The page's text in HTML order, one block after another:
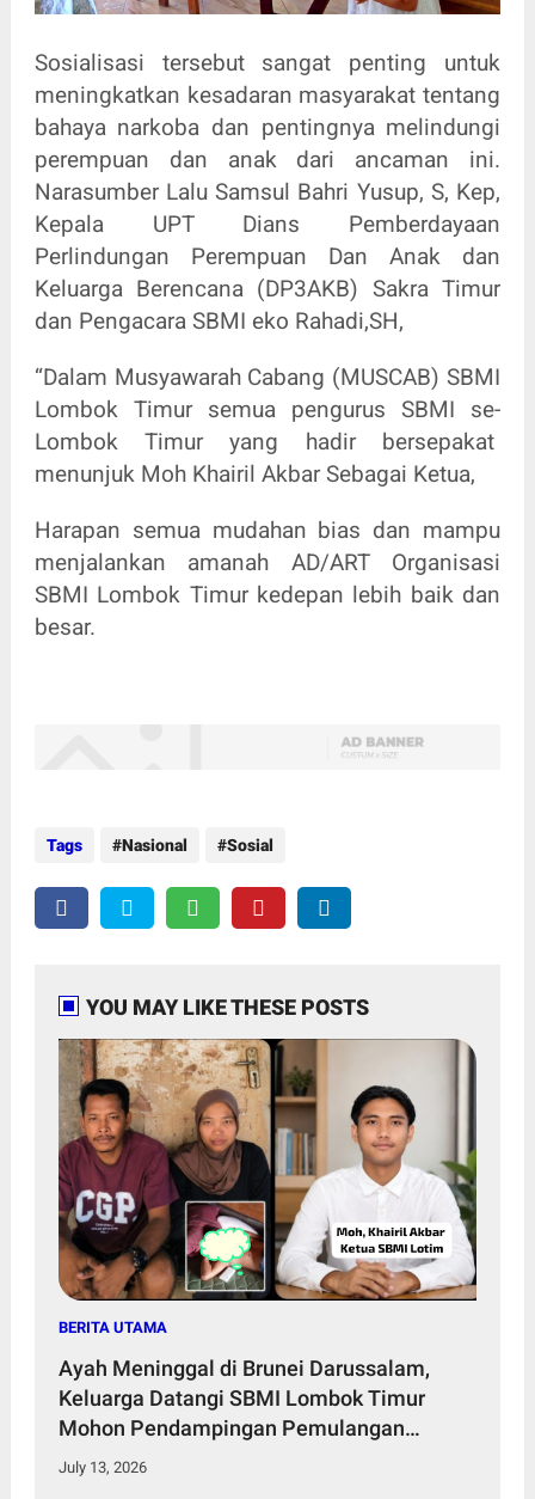
Sosialisasi tersebut sangat penting untuk
meningkatkan kesadaran masyarakat tentang
bahaya narkoba dan pentingnya melindungi
perempuan dan anak dari ancaman ini.
Narasumber Lalu Samsul Bahri Yusup, S, Kep,
Kepala UPT Dians Pemberdayaan
Perlindungan Perempuan Dan Anak dan
Keluarga Berencana (DP3AKB) Sakra Timur
dan Pengacara SBMI eko Rahadi,SH,
“Dalam Musyawarah Cabang (MUSCAB) SBMI
Lombok Timur semua pengurus SBMI se-
Lombok Timur yang hadir bersepakat
menunjuk Moh Khairil Akbar Sebagai Ketua,
Harapan semua mudahan bias dan mampu
menjalankan amanah AD/ART Organisasi
SBMI Lombok Timur kedepan lebih baik dan
besar.
Tags Nasional Sosial
YOU MAY LIKE THESE POSTS
BERITA UTAMA
Ayah Meninggal di Brunei Darussalam,
Keluarga Datangi SBMI Lombok Timur
Mohon Pendampingan Pemulangan
Jenazah
July 13, 2026